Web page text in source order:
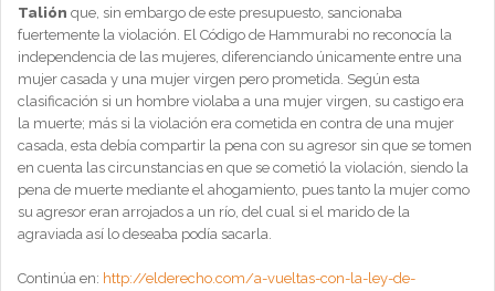
Talión que, sin embargo de este presupuesto, sancionaba
fuertemente la violación. El Código de Hammurabi no reconocía la
independencia de las mujeres, diferenciando únicamente entre una
mujer casada y una mujer virgen pero prometida. Según esta
clasificación si un hombre violaba a una mujer virgen, su castigo era
la muerte; más si la violación era cometida en contra de una mujer
casada, esta debía compartir la pena con su agresor sin que se tomen
en cuenta las circunstancias en que se cometió la violación, siendo la
pena de muerte mediante el ahogamiento, pues tanto la mujer como
su agresor eran arrojados a un río, del cual si el marido de la
agraviada así lo deseaba podía sacarla.
Continúa en: http://elderecho.com/a-vueltas-con-la-ley-de-